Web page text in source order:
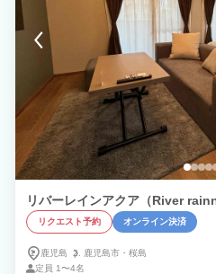
リバーレインアクア（River
リクエスト予約 オンライン決済
鹿児島 鹿児島市・ 桜島
定員 1〜4名